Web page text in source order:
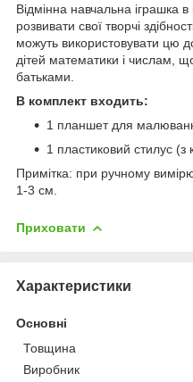
Відмінна навчальна іграшка
розвивати свої творчі
можуть використовувати цю
дітей математики і числам,
батьками.
В комплект входить:
1 планшет для
1 пластиковий стилус (з
Примітка: при ручному
1-3 см.
Приховати
Характеристики
Основні
Товщина
Виробник